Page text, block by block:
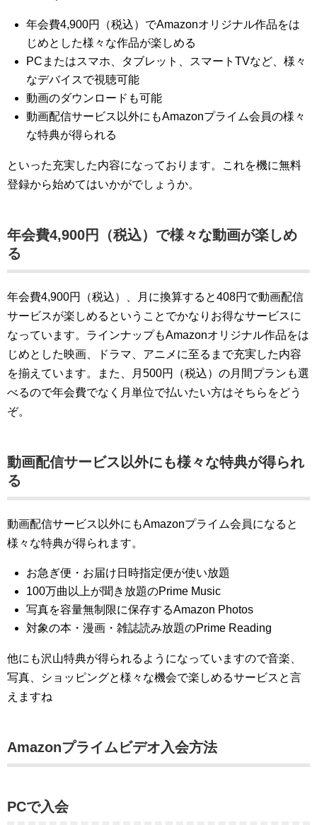
年会費4,900円（税込）でAmazonオリジナル作品をは
じめとした様々な作品が楽しめる
PCまたはスマホ、タブレット、スマートTVなど、様々
なデバイスで視聴可能
動画のダウンロードも可能
動画配信サービス以外にもAmazonプライム会員の様々
な特典が得られる
といった充実した内容になっております。これを機に無料
登録から始めてはいかがでしょうか。
年会費4,900円（税込）で様々な動画が楽しめ
る
年会費4,900円（税込）、月に換算すると408円で動画配信
サービスが楽しめるということでかなりお得なサービスに
なっています。ラインナップもAmazonオリジナル作品をは
じめとした映画、ドラマ、アニメに至るまで充実した内容
を揃えています。また、月500円（税込）の月間プランも選
べるので年会費でなく月単位で払いたい方はそちらをどう
ぞ。
動画配信サービス以外にも様々な特典が得られ
る
動画配信サービス以外にもAmazonプライム会員になると
様々な特典が得られます。
お急ぎ便・お届け日時指定便が使い放題
100万曲以上が聞き放題のPrime Music
写真を容量無制限に保存するAmazon Photos
対象の本・漫画・雑誌読み放題のPrime Reading
他にも沢山特典が得られるようになっていますので音楽、
写真、ショッピングと様々な機会で楽しめるサービスと言
えますね
Amazonプライムビデオ入会方法
PCで入会